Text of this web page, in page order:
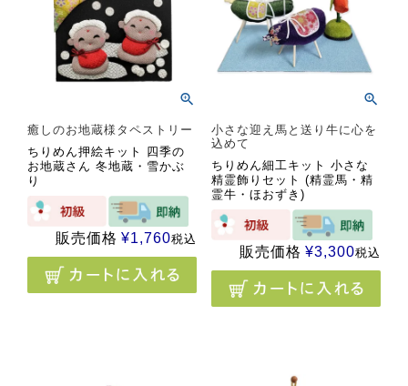
癒しのお地蔵様タペストリー
ちりめん押絵キット 四季の
お地蔵さん 冬地蔵・雪かぶ
り
販売価格 ¥1,760税込
小さな迎え馬と送り牛に心を
込めて
ちりめん細工キット 小さな
精霊飾りセット (精霊馬・精
霊牛・ほおずき)
販売価格 ¥3,300税込